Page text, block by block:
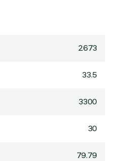
2673
33.5
3300
30
79.79